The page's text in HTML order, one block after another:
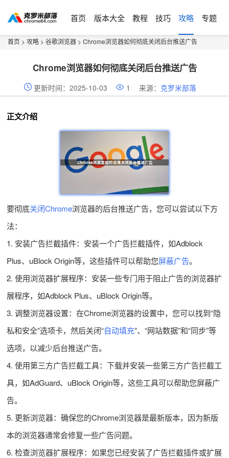
首页 版本大全 教程 技巧 攻略 专题
首页 > 攻略 > 谷歌浏览器 > Chrome浏览器如何彻底关闭后台推送广告
Chrome浏览器如何彻底关闭后台推送广告
更新时间：2025-10-03 1 来源： 克罗米部落
正文介绍
要彻底关闭Chrome浏览器的后台推送广告，您可以尝试以下方
法：
1. 安装广告拦截插件：安装一个广告拦截插件，如Adblock
Plus、uBlock Origin等，这些插件可以帮助您屏蔽广告。
2. 使用浏览器扩展程序：安装一些专门用于阻止广告的浏览器扩
展程序，如Adblock Plus、uBlock Origin等。
3. 调整浏览器设置：在Chrome浏览器的设置中，您可以找到“隐
私和安全”选项卡，然后关闭“自动填充”、“网站数据”和“同步”等
选项，以减少后台推送广告。
4. 使用第三方广告拦截工具：下载并安装一些第三方广告拦截工
具，如AdGuard、uBlock Origin等，这些工具可以帮助您屏蔽广
告。
5. 更新浏览器：确保您的Chrome浏览器是最新版本，因为新版
本的浏览器通常会修复一些广告问题。
6. 检查浏览器扩展程序：如果您已经安装了广告拦截插件或扩展